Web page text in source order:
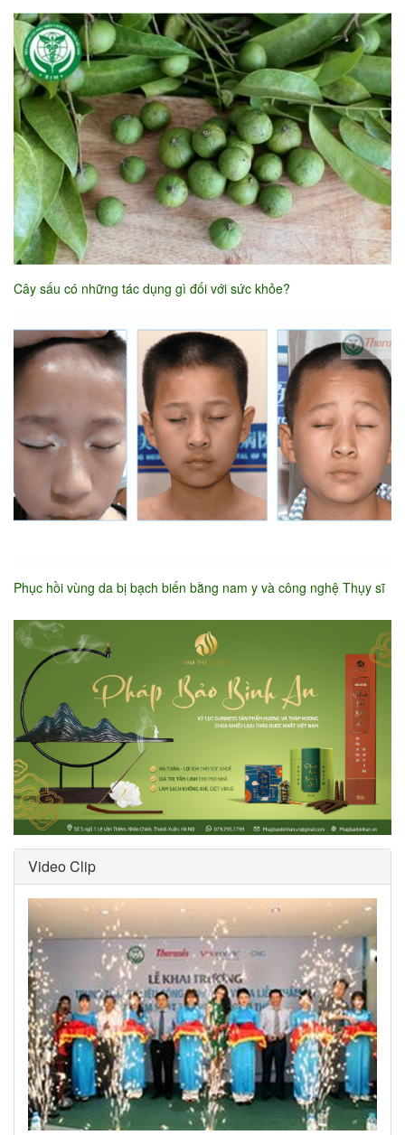
Cây sấu có những tác dụng gì đối với sức khỏe?
Phục hồi vùng da bị bạch biến bằng nam y và công nghệ Thụy sĩ
Video Clip